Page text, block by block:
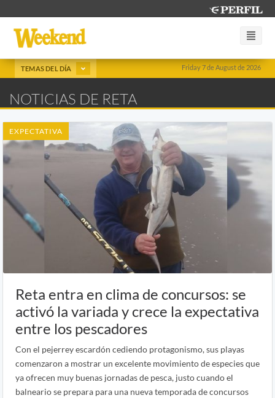
Friday 7 de August de 2026
TEMAS DEL DÍA
NOTICIAS DE RETA
EXPECTATIVA
Reta entra en clima de concursos: se
activó la variada y crece la expectativa
entre los pescadores
Con el pejerrey escardón cediendo protagonismo, sus playas
comenzaron a mostrar un excelente movimiento de especies que
ya ofrecen muy buenas jornadas de pesca, justo cuando el
balneario se prepara para una nueva temporada de concursos